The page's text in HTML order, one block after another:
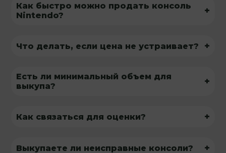
Как быстро можно продать консоль
Nintendo?
+
Что делать, если цена не устраивает? +
Есть ли минимальный объем для
выкупа?
+
Как связаться для оценки? +
Выкупаете ли неисправные консоли? +